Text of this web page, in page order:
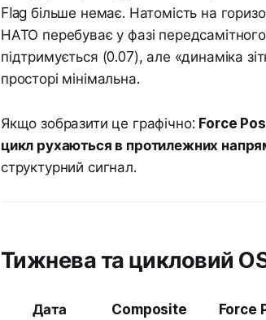
Flag більше немає. Натомість на
НАТО перебуває у фазі
підтримується (0.07), але «динаміка
просторі мінімальна.
Якщо зобразити це графічно: Force
цикл рухаються в протилежних
структурний сигнал.
Тижнева та цикловий
Дата Composite Force